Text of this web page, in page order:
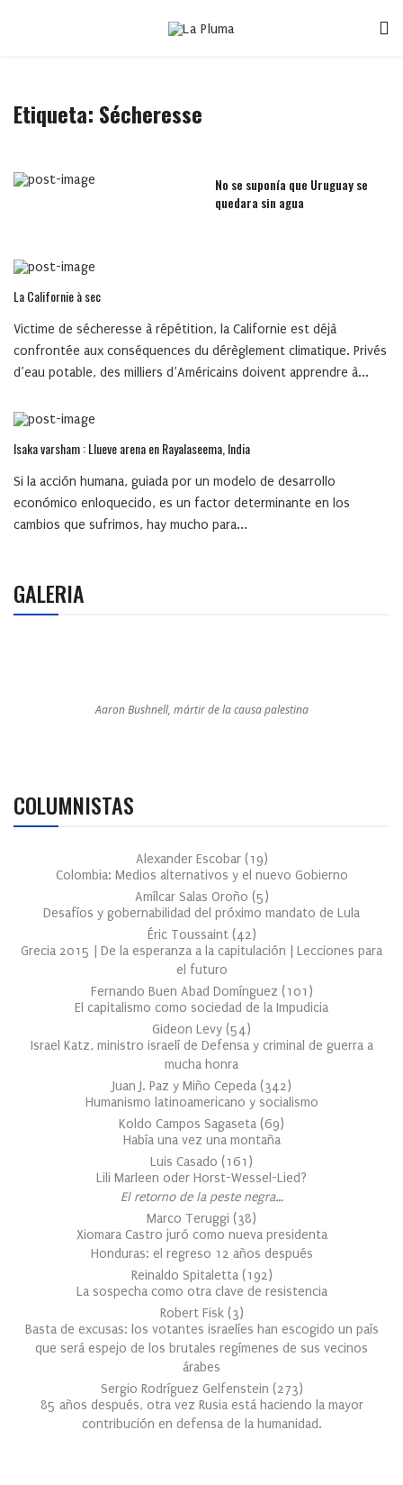
Etiqueta: Sécheresse
No se suponía que Uruguay se
quedara sin agua
La Californie à sec
Victime de sécheresse à répétition, la Californie est déjà
confrontée aux conséquences du dérèglement climatique. Privés
d’eau potable, des milliers d’Américains doivent apprendre à...
Isaka varsham : Llueve arena en Rayalaseema, India
Si la acción humana, guiada por un modelo de desarrollo
económico enloquecido, es un factor determinante en los
cambios que sufrimos, hay mucho para...
GALERIA
Aaron Bushnell, mártir de la causa palestina
COLUMNISTAS
Alexander Escobar (19)
Colombia: Medios alternativos y el nuevo Gobierno
Amílcar Salas Oroño (5)
Desafíos y gobernabilidad del próximo mandato de Lula
Éric Toussaint (42)
Grecia 2015 | De la esperanza a la capitulación | Lecciones para
el futuro
Fernando Buen Abad Domínguez (101 )
El capitalismo como sociedad de la Impudicia
Gideon Levy (54)
Israel Katz, ministro israelí de Defensa y criminal de guerra a
mucha honra
Juan J. Paz y Miño Cepeda (342)
Humanismo latinoamericano y socialismo
Koldo Campos Sagaseta (69)
Había una vez una montaña
Luis Casado (161 )
Lili Marleen oder Horst-Wessel-Lied?
El retorno de la peste negra…
Marco Teruggi (38)
Xiomara Castro juró como nueva presidenta
Honduras: el regreso 12 años después
Reinaldo Spitaletta (192)
La sospecha como otra clave de resistencia
Robert Fisk (3)
Basta de excusas: los votantes israelíes han escogido un país
que será espejo de los brutales regímenes de sus vecinos
árabes
Sergio Rodríguez Gelfenstein (273)
85 años después, otra vez Rusia está haciendo la mayor
contribución en defensa de la humanidad.